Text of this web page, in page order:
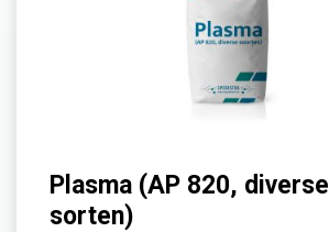
Plasma (AP 820, diverse
sorten)